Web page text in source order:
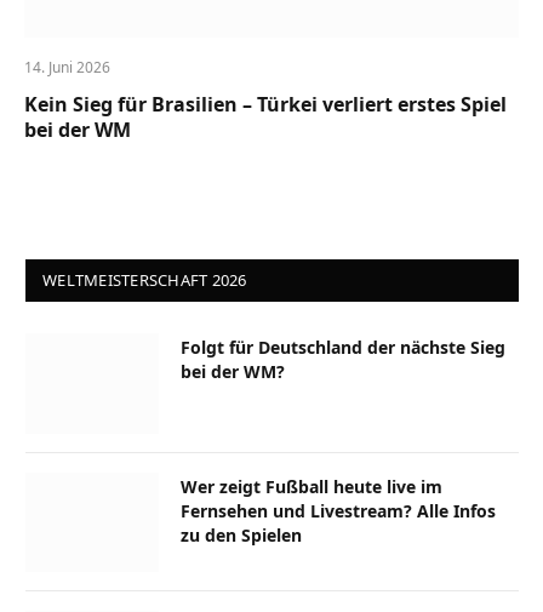
14. Juni 2026
Kein Sieg für Brasilien – Türkei verliert erstes Spiel
bei der WM
WELTMEISTERSCHAFT 2026
Folgt für Deutschland der nächste Sieg
bei der WM?
Wer zeigt Fußball heute live im
Fernsehen und Livestream? Alle Infos
zu den Spielen